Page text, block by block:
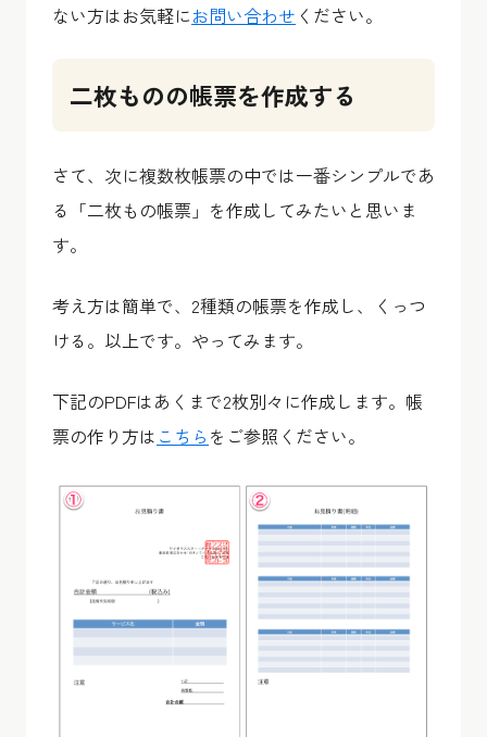
ない方はお気軽にお問い合わせ ください。
二枚ものの帳票を作成する
さて、次に複数枚帳票の中では一番シンプルであ
る「二枚もの帳票」を作成してみたいと思いま
す。
考え方は簡単で、2種類の帳票を作成し、くっつ
ける。以上です。やってみます。
下記のPDFはあくまで2枚別々に作成します。帳
票の作り方は こちら をご参照ください。